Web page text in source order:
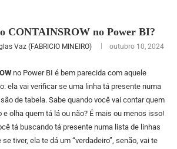
CONTAINSROW no Power BI?
Vaz (FABRICIO MINEIRO) outubro 10, 2024
no Power BI é bem parecida com aquele
ela vai verificar se uma linha tá presente numa
de tabela. Sabe quando você vai contar quem
olha quem tá lá ou não? É mais ou menos isso!
tá buscando tá presente numa lista de linhas
tiver, ela te dá um “verdadeiro”, senão, vai te